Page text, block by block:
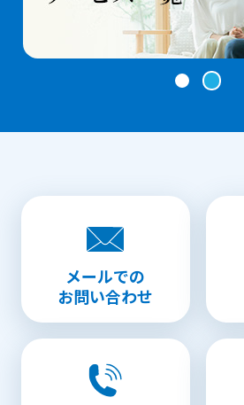
メールでの
お問い合わせ